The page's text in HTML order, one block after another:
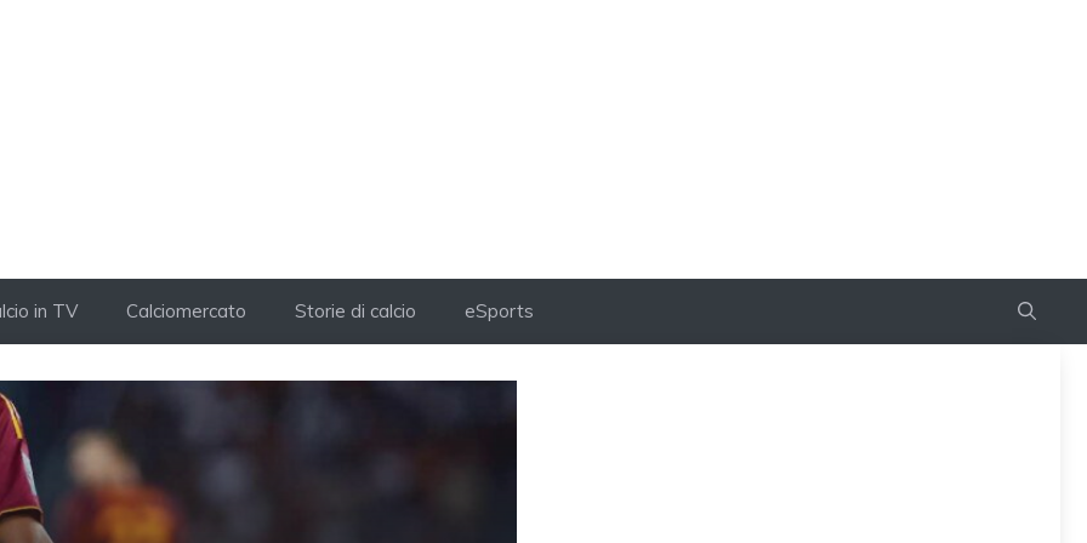
in TV Calciomercato Storie di calcio eSports